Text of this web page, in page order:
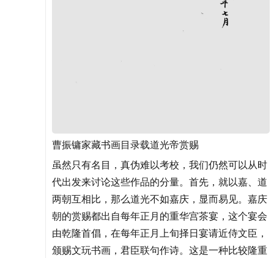
曹振镛家藏书画目录载道光帝赏赐
虽然只有名目，真伪难以考校，我们仍然可以从时
代出发来讨论这些作品的分量。首先，就以嘉、道
两朝互相比，那么道光不如嘉庆，显而易见。嘉庆
朝的赏赐都出自每年正月的重华宫茶宴，这个宴会
由乾隆首倡，在每年正月上旬择日宴请近侍文臣，
颁赐文玩书画，君臣联句作诗。这是一种比较隆重